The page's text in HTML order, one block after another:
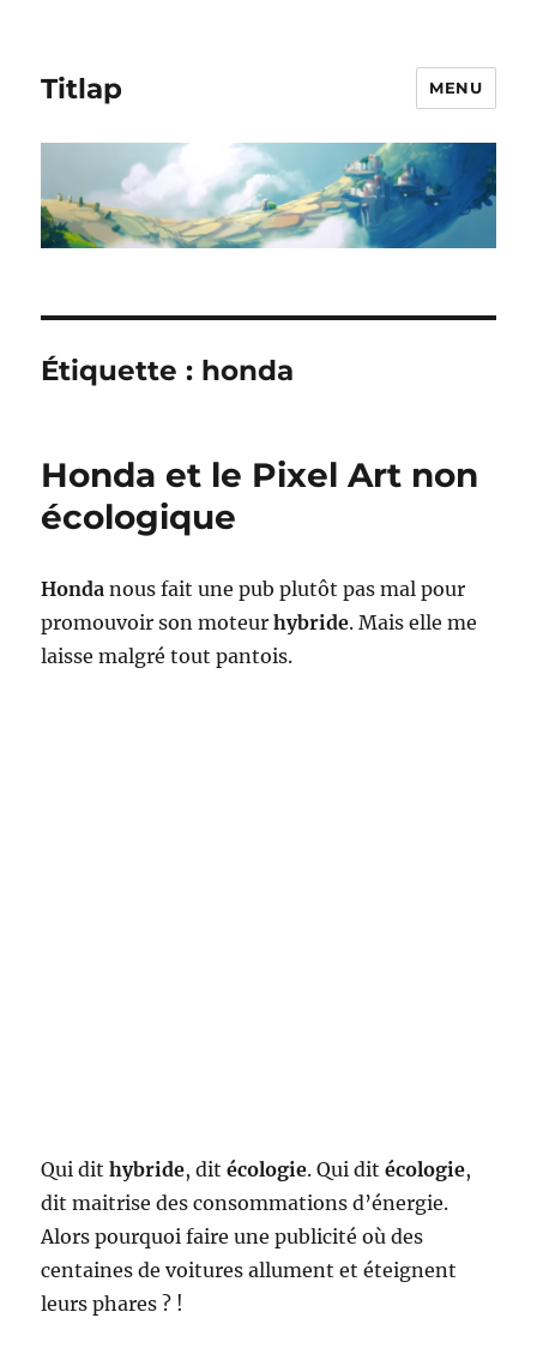
Titlap MENU
Étiquette : honda
Honda et le Pixel Art non
écologique
Hondanous fait une pub plutôt pas mal pour
promouvoir son moteurhybride. Mais elle me
laisse malgré tout pantois.
Qui dithybride, ditécologie. Qui ditécologie,
dit maitrise des consommations d’énergie.
Alors pourquoi faire une publicité où des
centaines de voitures allument et éteignent
leurs phares ? !